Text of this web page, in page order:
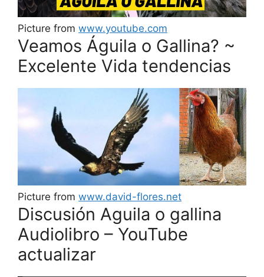
Picture from www.youtube.com
Veamos Águila o Gallina? ~
Excelente Vida tendencias
Picture from www.david-flores.net
Discusión Aguila o gallina
Audiolibro – YouTube
actualizar